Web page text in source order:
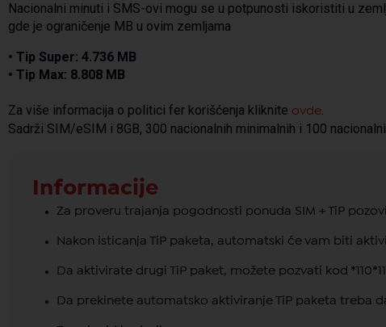
Nacionalni minuti i SMS-ovi mogu se u potpunosti iskoristiti u
gde je ograničenje MB u ovim zemljama
• Tip Super: 4.736 MB
• Tip Max: 8.808 MB
Za više informacija o politici fer korišćenja kliknite ovde.
Sadrži SIM/eSIM i 8GB, 300 nacionalnih minimalnih i 100
Informacije
Za proveru trajanja pogodnosti ponuda SIM + TiP pozovi
Nakon isticanja TiP paketa, automatski će vam biti
Da aktivirate drugi TiP paket, možete pozvati kod
Da prekinete automatsko aktiviranje TiP paketa treba